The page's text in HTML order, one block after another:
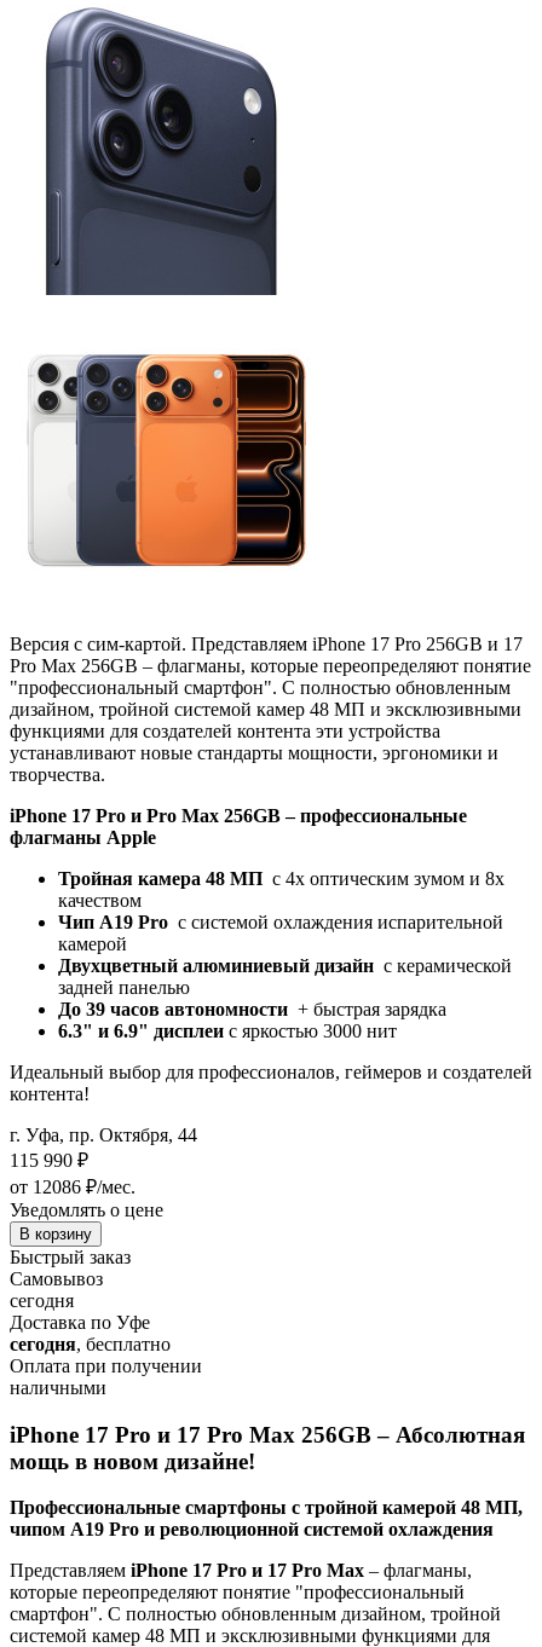
Версия с сим-картой. Представляем iPhone 17 Pro 256GB и 17
Pro Max 256GB – флагманы, которые переопределяют понятие
"профессиональный смартфон". С полностью обновленным
дизайном, тройной системой камер 48 МП и эксклюзивными
функциями для создателей контента эти устройства
устанавливают новые стандарты мощности, эргономики и
творчества.
iPhone 17 Pro и Pro Max 256GB– профессиональные
флагманы Apple
Тройная камера 48 МП с 4x оптическим зумом и 8x
качеством
Чип A19 Pro с системой охлаждения испарительной
камерой
Двухцветный алюминиевый дизайн с керамической
задней панелью
До 39 часов автономности + быстрая зарядка
6.3" и 6.9" дисплеи с яркостью 3000 нит
Идеальный выбор для профессионалов, геймеров и создателей
контента!
г. Уфа, пр. Октября, 44
115 990 ₽
от 12086 ₽/мес.
Уведомлять о цене
В корзину
Быстрый заказ
Самовывоз
сегодня
Доставка по Уфе
сегодня, бесплатно
Оплата при получении
наличными
iPhone 17 Pro и 17 Pro Max 256GB – Абсолютная
мощь в новом дизайне!
Профессиональные смартфоны с тройной камерой 48 МП,
чипом A19 Pro и революционной системой охлаждения
Представляем iPhone 17 Pro и 17 Pro Max – флагманы,
которые переопределяют понятие "профессиональный
смартфон". С полностью обновленным дизайном, тройной
системой камер 48 МП и эксклюзивными функциями для